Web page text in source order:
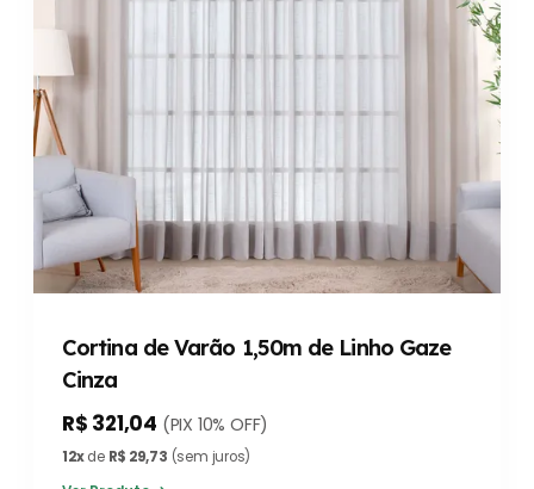
Cortina de Varão 1,50m de Linho Gaze
Cinza
R$ 321,04 (PIX 10% OFF)
12xde R$ 29,73 (sem juros)